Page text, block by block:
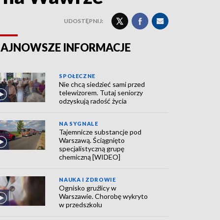
UDOSTĘPNIJ:
INFORMACJE
SPOŁECZNE
Nie chcą siedzieć sami przed
telewizorem. Tutaj seniorzy
odzyskują radość życia
NA SYGNALE
Tajemnicze substancje pod
Warszawą. Ściągnięto
specjalistyczną grupę
chemiczną [WIDEO]
NAUKA I ZDROWIE
Ognisko gruźlicy w
Warszawie. Chorobę wykryto
w przedszkolu